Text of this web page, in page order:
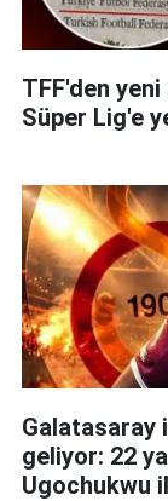
TFF'den
Süper Lig'e
Galatasaray
geliyor: 22
Ugochukwu